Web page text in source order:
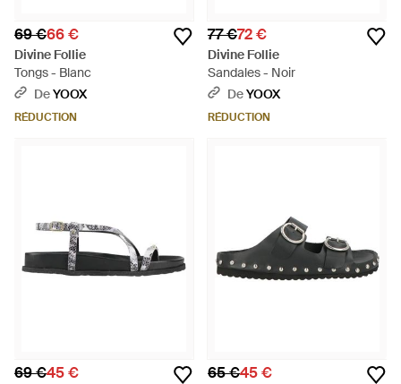
69 €66 €
Divine Follie
Tongs - Blanc
DeYOOX
RÉDUCTION
77 €72 €
Divine Follie
Sandales - Noir
DeYOOX
RÉDUCTION
69 €45 € 65 €45 €